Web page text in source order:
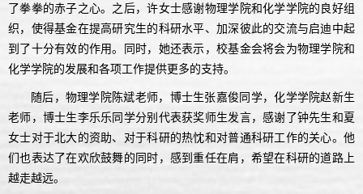
了拳拳的赤子之心。之后，许女士感谢物理学院和化学学院的良好组
织，使得基金在提高研究生的科研水平、加深彼此的交流与启迪中起
到了十分有效的作用。同时，她还表示，校基金会将会为物理学院和
化学学院的发展和各项工作提供更多的支持。
随后，物理学院陈斌老师，博士生张嘉俊同学，化学学院赵新生
老师，博士生李乐乐同学分别代表获奖师生发言，感谢了钟先生和夏
女士对于北大的资助、对于科研的热忱和对普通科研工作的关心。他
们也表达了在欢欣鼓舞的同时，感到重任在肩，希望在科研的道路上
越走越远。